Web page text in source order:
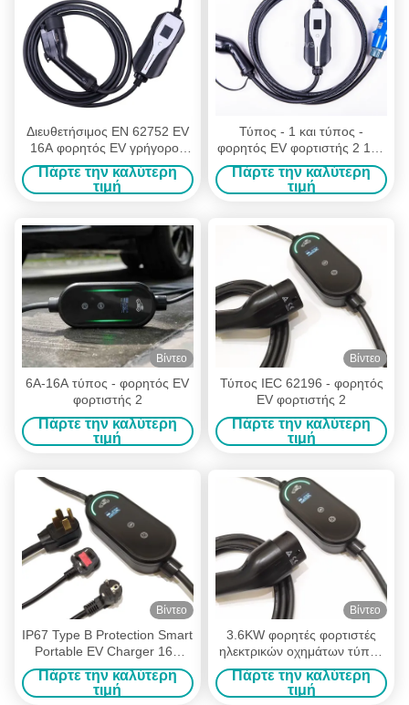
Διευθετήσιμος EN 62752 EV
16A φορητός EV γρήγορος
φορτιστής φορτιστών
Πάρτε την καλύτερη
τιμή
Τύπος - 1 και τύπος -
φορητός EV φορτιστής 2 16A
με το βούλωμα IEC309
Κεντρική και Ανατολική
Ευρώπη
Πάρτε την καλύτερη
τιμή
Βίντεο
6A-16A τύπος - φορητός EV
φορτιστής 2
Πάρτε την καλύτερη
τιμή
Βίντεο
Τύπος IEC 62196 - φορητός
EV φορτιστής 2
Πάρτε την καλύτερη
τιμή
Βίντεο
IP67 Type B Protection Smart
Portable EV Charger 16A
3,6kW with Temperature
Sensor
Πάρτε την καλύτερη
τιμή
Βίντεο
3.6KW φορητές φορτιστές
ηλεκτρικών οχημάτων τύπου
2 με ρύθμιση ρεύματος
Πάρτε την καλύτερη
τιμή